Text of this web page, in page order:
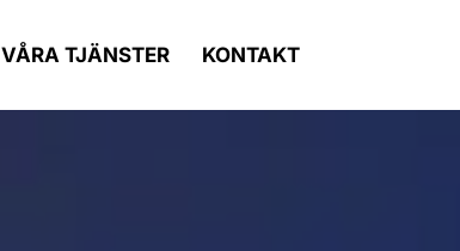
VÅRA TJÄNSTER KONTAKT